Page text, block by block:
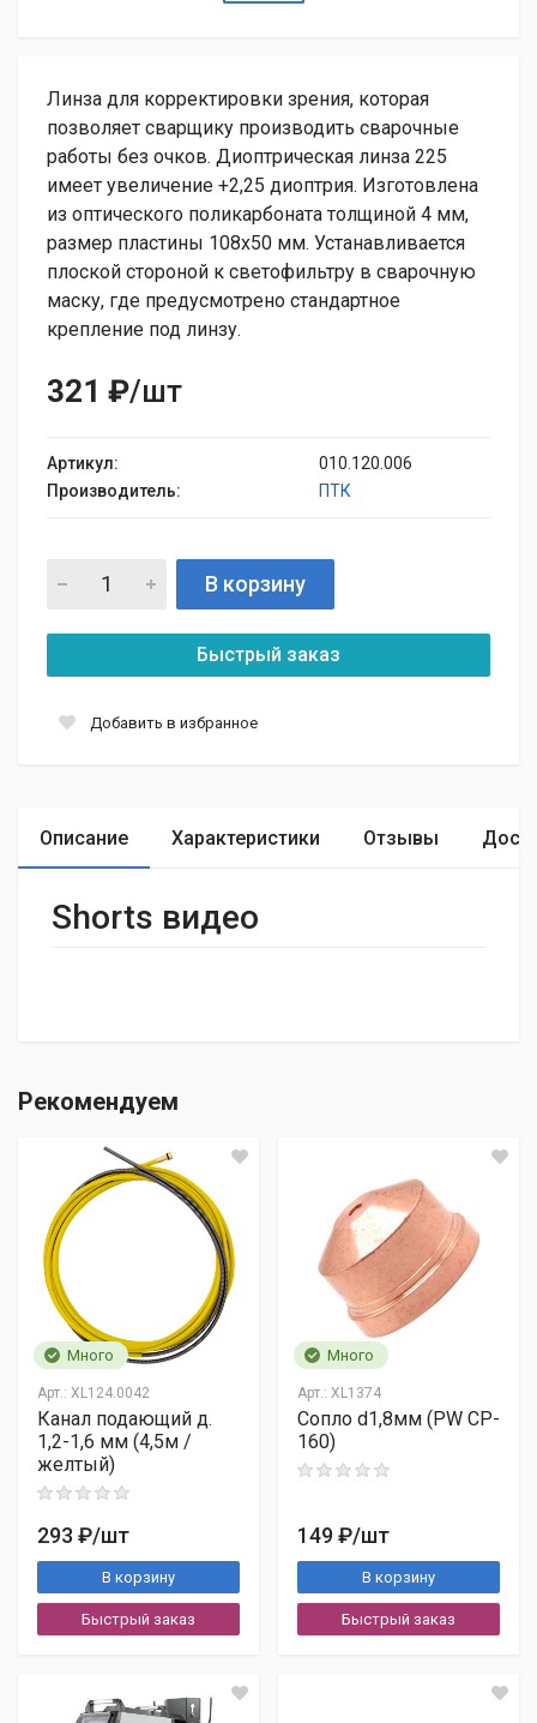
Линза для корректировки зрения, которая
позволяет сварщику производить сварочные
работы без очков. Диоптрическая линза 225
имеет увеличение +2,25 диоптрия. Изготовлена
из оптического поликарбоната толщиной 4 мм,
размер пластины 108х50 мм. Устанавливается
плоской стороной к светофильтру в сварочную
маску, где предусмотрено стандартное
крепление под линзу.
321 ₽/шт
Артикул:
010.120.006
Производитель:
ПТК
В корзину
Быстрый заказ
Добавить в избранное
Описание Характеристики Отзывы
Shorts видео
РАЗМЕР ЛИНЗЫ, ММ
108x50х4
Добавить комментарий
Оценка
E-mail
Комментарий
В пределах МКАД —
Бесплатно
при заказе от 50 000 ₽
По Подмосковью —
по договоренности
Деловые Линии
ЖелДорЭкспедиция
ПЭК
EMS Почта России
Важно:
Рекомендуем
Много
Арт.: XL124.0042
Канал подающий д.
1,2-1,6 мм (4,5м /
желтый)
293 ₽/шт
В корзину
Быстрый заказ
Много
Арт.: XL1374
Сопло d1,8мм (PW CP-
160)
149 ₽/шт
В корзину
Быстрый заказ